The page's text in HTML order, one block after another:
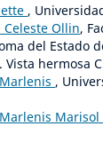
,
Ollin,
del Estado
hermosa
,
Marisol